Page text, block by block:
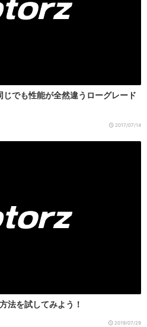
でも性能が全然違うローグレード
2017/07/14
法を試してみよう！
2019/07/29